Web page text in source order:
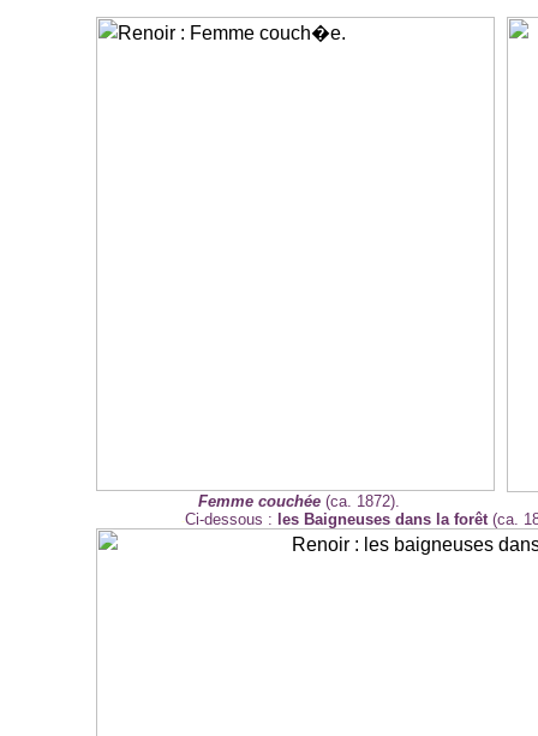
Femme couchée(ca. 1872).
-Ci-dessous : les Baigneuses dans la forêt(ca.